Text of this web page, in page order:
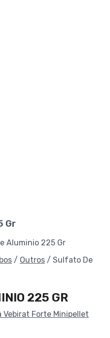
Gr
Aluminio 225 Gr
/ Outros / Sulfato De
225 GR
Vebirat Forte Minipellet